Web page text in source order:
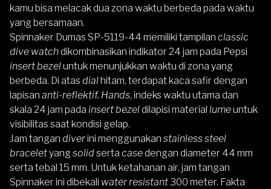
kamu bisa melacak dua zona waktu berbeda pada waktu
yang bersamaan.
Spinnaker Dumas SP-5119-44 memiliki tampilan classic
dive watchdikombinasikan indikator 24 jam pada Pepsi
insert bezeluntuk menunjukkan waktu di zona yang
berbeda. Di atasdialhitam, terdapat kaca safir dengan
lapisan anti-reflektif. Hands, indeks waktu utama dan
skala 24 jam pada insert bezeldilapisi material lumeuntuk
visibilitas saat kondisi gelap.
Jam tangan diverini menggunakan stainless steel
braceletyang solidserta casedengan diameter 44 mm
serta tebal 15 mm. Untuk ketahanan air, jam tangan
Spinnaker ini dibekali water resistant300 meter. Fakta